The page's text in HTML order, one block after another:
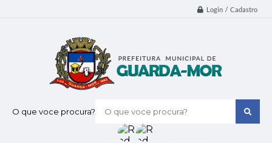
Login / Cadastro
O que voce procura?